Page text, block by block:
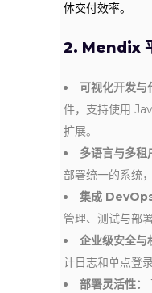
体交付效率。
2. Mendix
可视化开发与
件，支持使用
扩展。
多语言与多租
部署统一的系统
集成
管理、测试与部
企业级安全与
计日志和单点登录
部署灵活性：